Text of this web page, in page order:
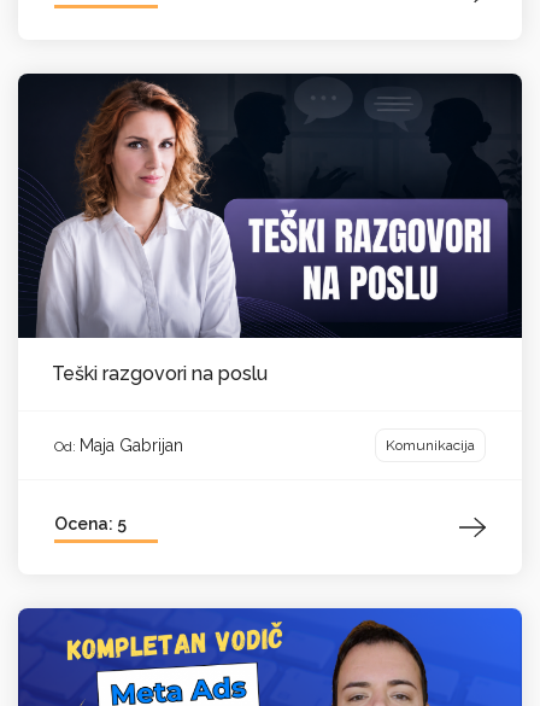
Teški razgovori na poslu
Od: Maja Gabrijan Komunikacija
Ocena: 5